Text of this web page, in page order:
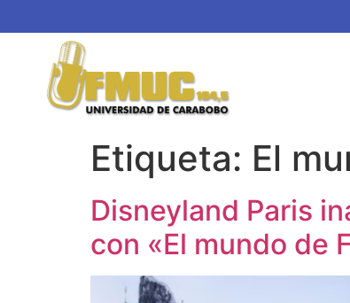
Etiqueta: El
Disneyland Paris
con «El mundo de